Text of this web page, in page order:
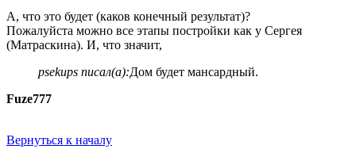
А, что это будет (каков конечный результат)?
Пожалуйста можно все этапы постройки как у Сергея
(Матраскина). И, что значит,
psekups писал(а):Дом будет мансардный.
Fuze777
Вернуться к началу